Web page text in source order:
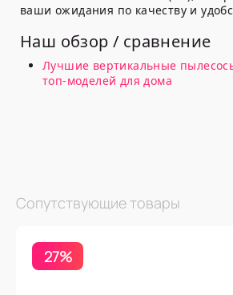
ваши ожидания по качеству и
Наш обзор / сравнение
Лучшие вертикальные
топ-моделей для дома
Сопутствующие товары
27%